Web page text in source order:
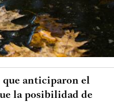
que anticiparon el
la posibilidad de